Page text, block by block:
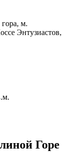
м.
Энтузиастов,
Горе